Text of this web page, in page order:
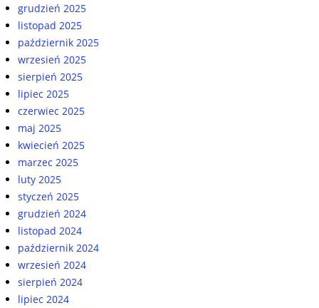
grudzień 2025
listopad 2025
październik 2025
wrzesień 2025
sierpień 2025
lipiec 2025
czerwiec 2025
maj 2025
kwiecień 2025
marzec 2025
luty 2025
styczeń 2025
grudzień 2024
listopad 2024
październik 2024
wrzesień 2024
sierpień 2024
lipiec 2024